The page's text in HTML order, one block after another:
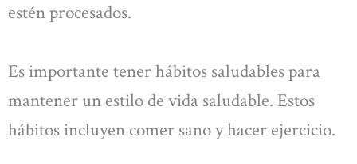
estén procesados.
Es importante tener hábitos saludables para
mantener un estilo de vida saludable. Estos
hábitos incluyen comer sano y hacer ejercicio.